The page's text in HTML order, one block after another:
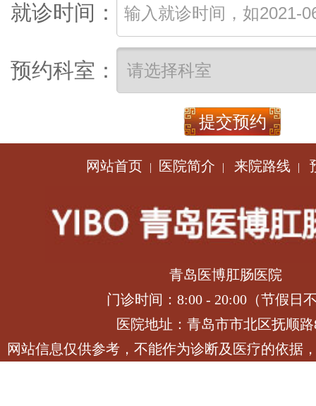
就诊时间：
预约科室：
网站首页 | 医院简介 | 来院路线 |
青岛医博肛肠医院
门诊时间：8:00 - 20:00（节假日
医院地址：青岛市市北区抚顺
网站信息仅供参考，不能作为诊断及医疗的依据